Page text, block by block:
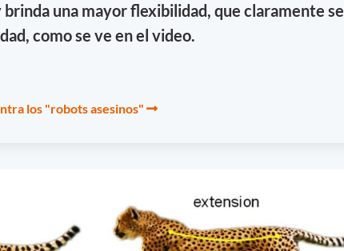
brinda una mayor flexibilidad, que claramente se
como se ve en el video.
los "robots asesinos"